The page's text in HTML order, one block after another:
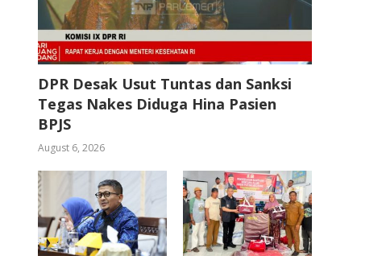
DPR Desak Usut Tuntas dan Sanksi
Tegas Nakes Diduga Hina Pasien
BPJS
August 6, 2026